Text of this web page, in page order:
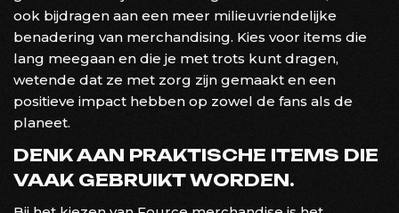
ook bijdragen aan een meer milieuvriendelijke
benadering van merchandising. Kies voor items die
lang meegaan en die je met trots kunt dragen,
wetende dat ze met zorg zijn gemaakt en een
positieve impact hebben op zowel de fans als de
planeet.
DENK AAN PRAKTISCHE ITEMS DIE
VAAK GEBRUIKT WORDEN.